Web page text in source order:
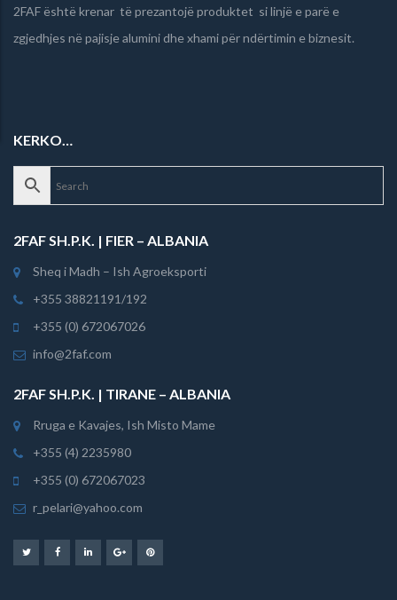
2FAF është krenar të prezantojë produktet si linjë e parë e
zgjedhjes në pajisje alumini dhe xhami për ndërtimin e biznesit.
KERKO…
2FAF SH.P.K. | FIER – ALBANIA
Sheq i Madh – Ish Agroeksporti
+355 38821191/192
+355 (0) 672067026
info@2faf.com
2FAF SH.P.K. | TIRANE – ALBANIA
Rruga e Kavajes, Ish Misto Mame
+355 (4) 2235980
+355 (0) 672067023
r_pelari@yahoo.com